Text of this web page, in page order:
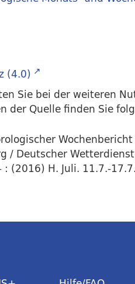
(4.0)
Sie bei der weiteren
der Quelle finden Sie
/ Deutscher
: (2016) H. Juli. 11.7.-